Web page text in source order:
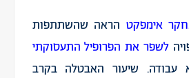
אימפקט הראה שהשתתפות
לשפר את הפרופיל התעסוקתי
עבודה. שיעור האבטלה בקרב